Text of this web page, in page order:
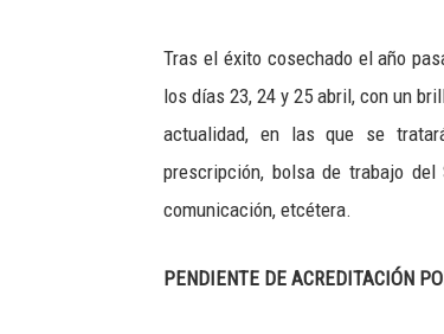
Tras el éxito cosechado el año
los días 23, 24 y 25 abril, con un
actualidad, en las que se
prescripción, bolsa de trabajo
comunicación, etcétera.
PENDIENTE DE ACREDITACIÓN